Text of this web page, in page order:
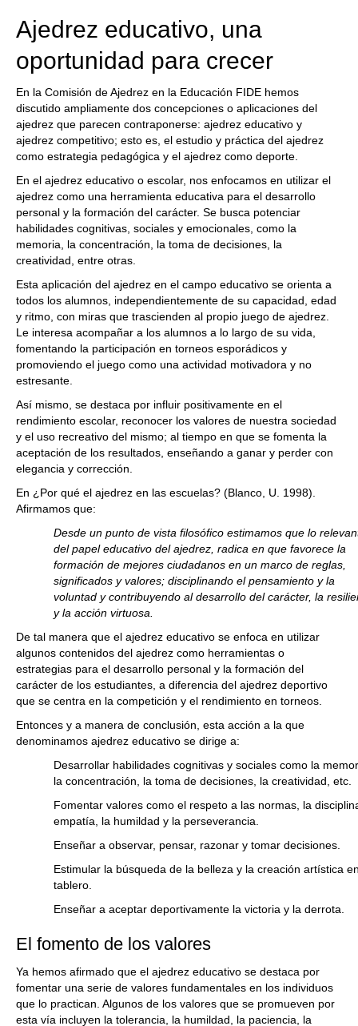
Ajedrez educativo, una
oportunidad para crecer
En la Comisión de Ajedrez en la Educación FIDE hemos
discutido ampliamente dos concepciones o aplicaciones del
ajedrez que parecen contraponerse: ajedrez educativo y
ajedrez competitivo; esto es, el estudio y práctica del ajedrez
como estrategia pedagógica y el ajedrez como deporte.
En el ajedrez educativo o escolar, nos enfocamos en utilizar el
ajedrez como una herramienta educativa para el desarrollo
personal y la formación del carácter. Se busca potenciar
habilidades cognitivas, sociales y emocionales, como la
memoria, la concentración, la toma de decisiones, la
creatividad, entre otras.
Esta aplicación del ajedrez en el campo educativo se orienta a
todos los alumnos, independientemente de su capacidad, edad
y ritmo, con miras que trascienden al propio juego de ajedrez.
Le interesa acompañar a los alumnos a lo largo de su vida,
fomentando la participación en torneos esporádicos y
promoviendo el juego como una actividad motivadora y no
estresante.
Así mismo, se destaca por influir positivamente en el
rendimiento escolar, reconocer los valores de nuestra sociedad
y el uso recreativo del mismo; al tiempo en que se fomenta la
aceptación de los resultados, enseñando a ganar y perder con
elegancia y corrección.
En ¿Por qué el ajedrez en las escuelas? (Blanco, U. 1998).
Afirmamos que:
Desde un punto de vista filosófico estimamos que lo
del papel educativo del ajedrez, radica en que favorece la
formación de mejores ciudadanos en un marco de reglas,
significados y valores; disciplinando el pensamiento y la
voluntad y contribuyendo al desarrollo del carácter, la
y la acción virtuosa.
De tal manera que el ajedrez educativo se enfoca en utilizar
algunos contenidos del ajedrez como herramientas o
estrategias para el desarrollo personal y la formación del
carácter de los estudiantes, a diferencia del ajedrez deportivo
que se centra en la competición y el rendimiento en torneos.
Entonces y a manera de conclusión, esta acción a la que
denominamos ajedrez educativo se dirige a:
Desarrollar habilidades cognitivas y sociales como la
la concentración, la toma de decisiones, la creatividad, etc.
Fomentar valores como el respeto a las normas, la
empatía, la humildad y la perseverancia.
Enseñar a observar, pensar, razonar y tomar decisiones.
Estimular la búsqueda de la belleza y la creación artística
tablero.
Enseñar a aceptar deportivamente la victoria y la derrota.
El fomento de los valores
Ya hemos afirmado que el ajedrez educativo se destaca por
fomentar una serie de valores fundamentales en los individuos
que lo practican. Algunos de los valores que se promueven por
esta vía incluyen la tolerancia, la humildad, la paciencia, la